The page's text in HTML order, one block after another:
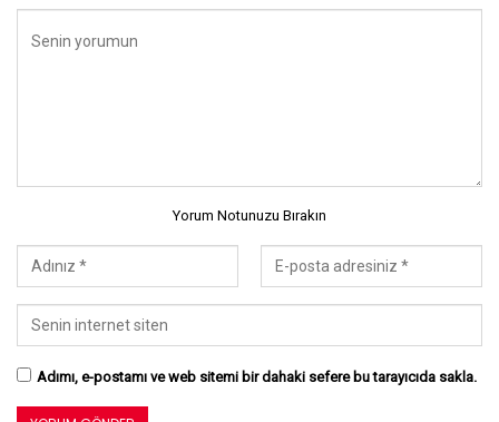
Yorum Notunuzu Bırakın
Adımı, e-postamı ve web sitemi bir dahaki sefere bu tarayıcıda sakla.